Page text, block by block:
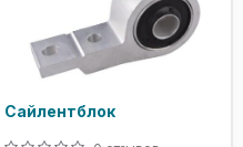
Сайлентблок